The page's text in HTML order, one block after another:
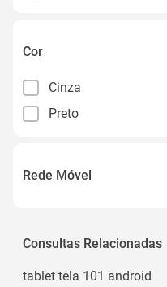
Cor
Cinza
Preto
Rede Móvel
Consultas Relacionadas
tablet tela 101 android